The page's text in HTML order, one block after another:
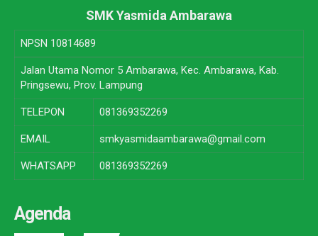
SMK Yasmida Ambarawa
NPSN 10814689
Jalan Utama Nomor 5 Ambarawa, Kec. Ambarawa, Kab.
Pringsewu, Prov. Lampung
TELEPON 081369352269
EMAIL smkyasmidaambarawa@gmail.com
WHATSAPP 081369352269
Agenda